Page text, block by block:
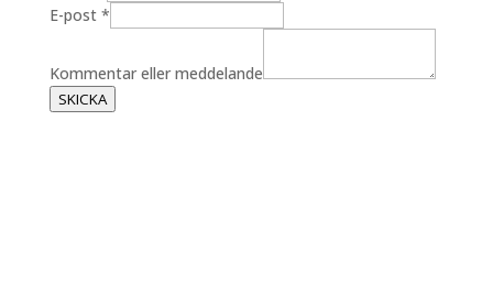
E-post *
l
l
e
Kommentar eller meddelande
SKICKA